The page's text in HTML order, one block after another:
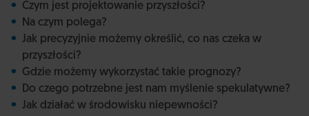
Czym jest projektowanie przyszłości?
Na czym polega?
Jak precyzyjnie możemy określić, co nas czeka w
przyszłości?
Gdzie możemy wykorzystać takie prognozy?
Do czego potrzebne jest nam myślenie spekulatywne?
Jak działać w środowisku niepewności?